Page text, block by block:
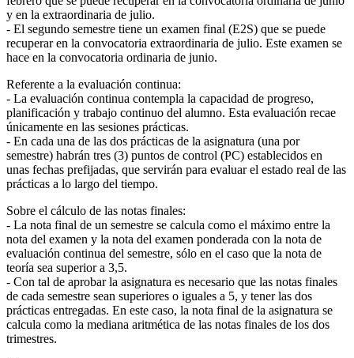
y en la extraordinaria de julio.
- El segundo semestre tiene un examen final (E2S) que se puede
recuperar en la convocatoria extraordinaria de julio. Este examen se
hace en la convocatoria ordinaria de junio.
Referente a la evaluación continua:
- La evaluación continua contempla la capacidad de progreso,
planificación y trabajo continuo del alumno. Esta evaluación recae
únicamente en las sesiones prácticas.
- En cada una de las dos prácticas de la asignatura (una por
semestre) habrán tres (3) puntos de control (PC) establecidos en
unas fechas prefijadas, que servirán para evaluar el estado real de las
prácticas a lo largo del tiempo.
Sobre el cálculo de las notas finales:
- La nota final de un semestre se calcula como el máximo entre la
nota del examen y la nota del examen ponderada con la nota de
evaluación continua del semestre, sólo en el caso que la nota de
teoría sea superior a 3,5.
- Con tal de aprobar la asignatura es necesario que las notas finales
de cada semestre sean superiores o iguales a 5, y tener las dos
prácticas entregadas. En este caso, la nota final de la asignatura se
calcula como la mediana aritmética de las notas finales de los dos
trimestres.